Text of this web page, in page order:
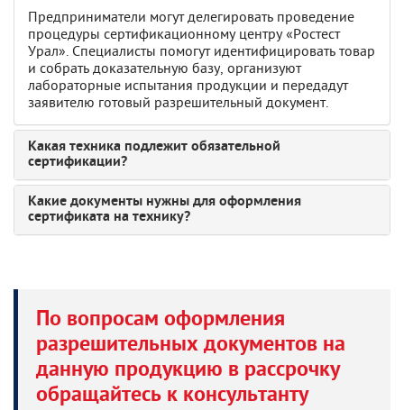
Предприниматели могут делегировать проведение
процедуры сертификационному центру «Ростест
Урал». Специалисты помогут идентифицировать товар
и собрать доказательную базу, организуют
лабораторные испытания продукции и передадут
заявителю готовый разрешительный документ.
Какая техника подлежит обязательной
сертификации?
Какие документы нужны для оформления
сертификата на технику?
По вопросам оформления
разрешительных документов на
данную продукцию в рассрочку
обращайтесь к консультанту